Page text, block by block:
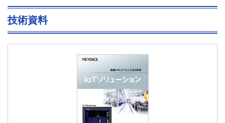
技術資料